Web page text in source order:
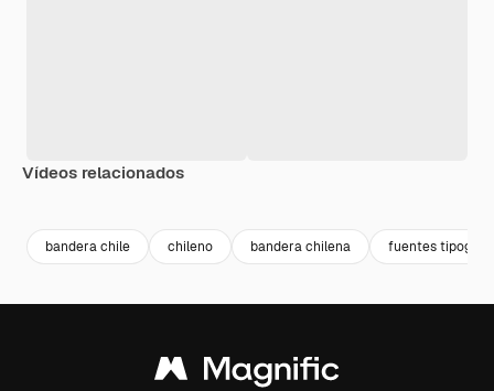
Vídeos relacionados
bandera chile chileno bandera chilena fuentes